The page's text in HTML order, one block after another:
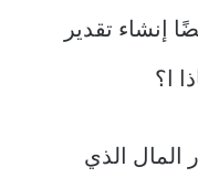
إنشاء تقدير
ا؟
المال الذي